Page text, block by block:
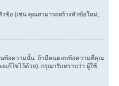
อ (เช่น คุณสามารถสร้างหัวข้อใหม่,
นข้อความนั้น. ถ้ามีคนตอบข้อความที่คุณ
แก้ไขไว้ด้วย). กรุณารับทราบว่า ผู้ใช้